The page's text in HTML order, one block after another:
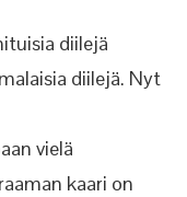
diilejä
diilejä. Nyt
vielä
kaari on